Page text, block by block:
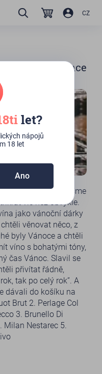
CZ
během prosince
tři důvody, proč jsme
víc než obvykle.
jako vánoční dárky
věnovat něco, z
byly Vánoce a chtěli
víno s bohatými tóny,
čas Vánoc. Slavil se
přivítat řádně,
tak po celý rok”. A
dávali do košíku na
Brut 2. Perlage Col
3. Brunello Di
Milan Nestarec 5.
let?
nápojů
18 let
Ano